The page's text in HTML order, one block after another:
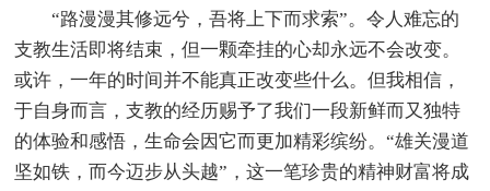
“路漫漫其修远兮，吾将上下而求索”。令人难忘的
支教生活即将结束，但一颗牵挂的心却永远不会改变。
或许，一年的时间并不能真正改变些什么。但我相信，
于自身而言，支教的经历赐予了我们一段新鲜而又独特
的体验和感悟，生命会因它而更加精彩缤纷。“雄关漫道
坚如铁，而今迈步从头越”，这一笔珍贵的精神财富将成